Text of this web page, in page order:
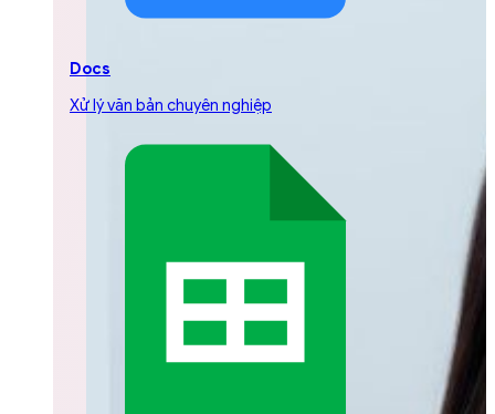
Docs
Xử lý văn bản chuyên nghiệp